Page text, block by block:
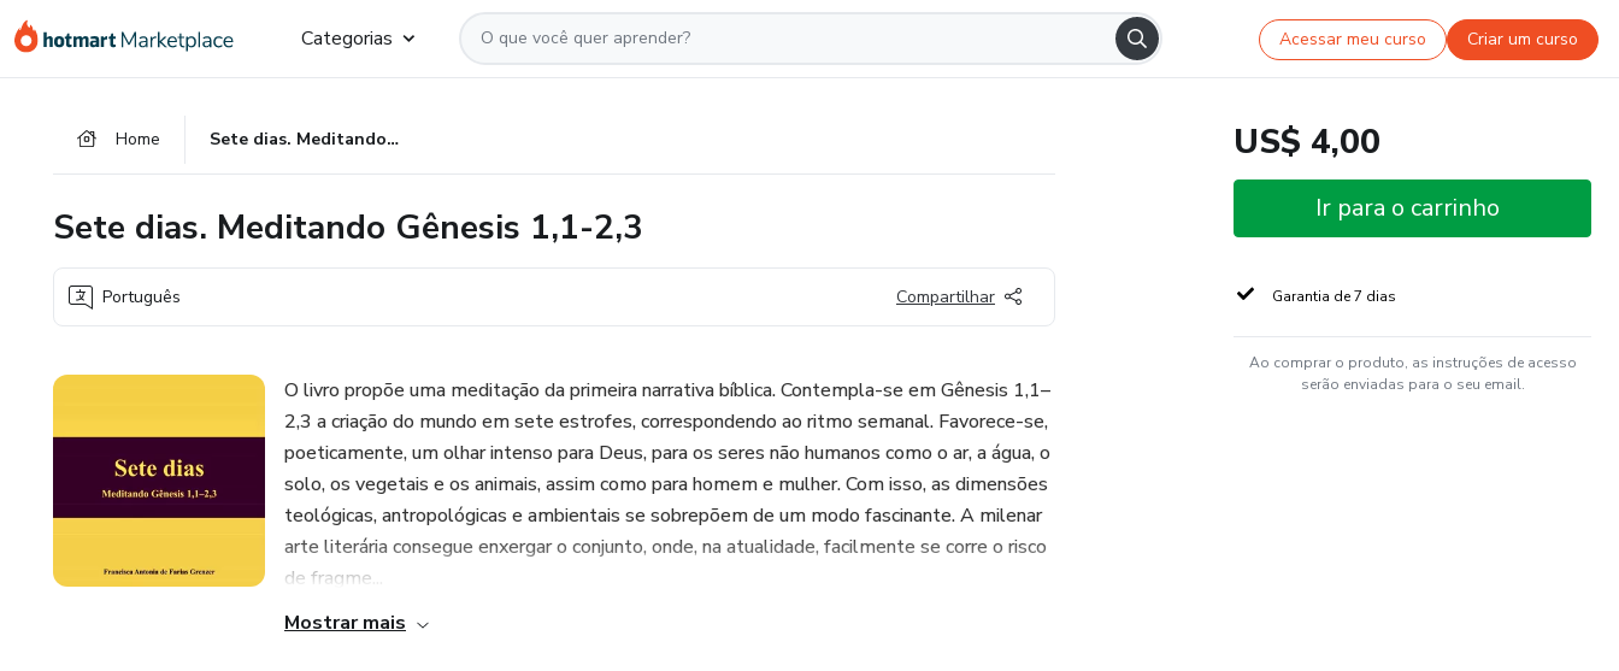
para
para
para
Categorias Acessar meu curso Criar um curso
Home Sete dias. Meditando Gênesis 1,1-2,3
Sete dias. Meditando Gênesis 1,1-2,3
Português Compartilhar
O livro propõe uma meditação da primeira narrativa bíblica. Contempla-se em Gênesis 1,1–
2,3 a criação do mundo em sete estrofes, correspondendo ao ritmo semanal. Favorece-se,
poeticamente, um olhar intenso para Deus, para os seres não humanos como o ar, a água, o
solo, os vegetais e os animais, assim como para homem e mulher. Com isso, as dimensões
teológicas, antropológicas e ambientais se sobrepõem de um modo fascinante. A milenar
arte literária consegue enxergar o conjunto, onde, na atualidade, facilmente se corre o risco
de fragme...
Mostrar mais
US$ 4,00
Ir para o carrinho
Garantia de 7 dias
Ao comprar o produto, as instruções de acesso
serão enviadas para o seu email.